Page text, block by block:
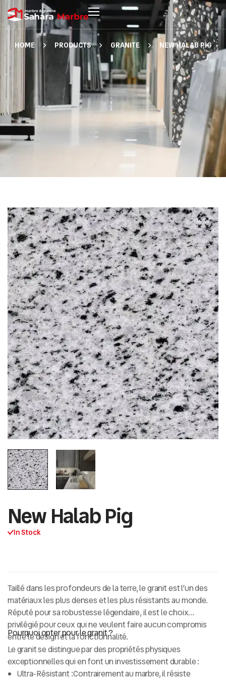
HOME PRODUCTS GRANITE NEW HALAB PIG
New Halab Pig
In Stock
Taillé dans les profondeurs de la terre, le granit est l’un des
matériaux les plus denses et les plus résistants au monde.
Réputé pour sarobustesse légendaire, il est le choix
privilégié pour ceux qui ne veulent faire aucun compromis
entre le design et la fonctionnalité.
Pourquoi opter pour le granit ?
Le granit se distingue par des propriétés physiques
exceptionnelles qui en font un investissement durable :
Ultra-Résistant :Contrairement au marbre, il résiste